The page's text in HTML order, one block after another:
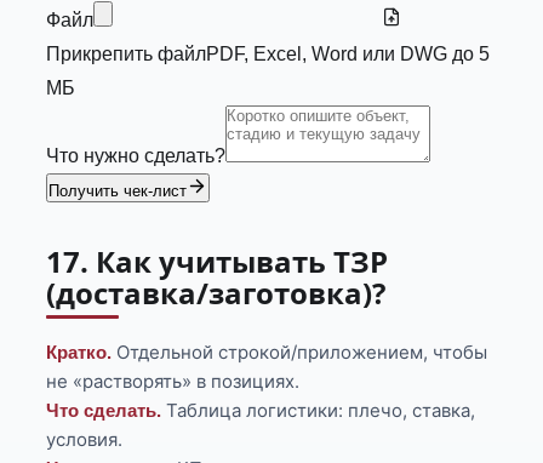
Файл
Прикрепить файлPDF, Excel, Word или DWG до 5
МБ
Что нужно сделать?
Получить чек-лист
17. Как учитывать ТЗР
(доставка/заготовка)?
Кратко. Отдельной строкой/приложением, чтобы
не «растворять» в позициях.
Что сделать. Таблица логистики: плечо, ставка,
условия.